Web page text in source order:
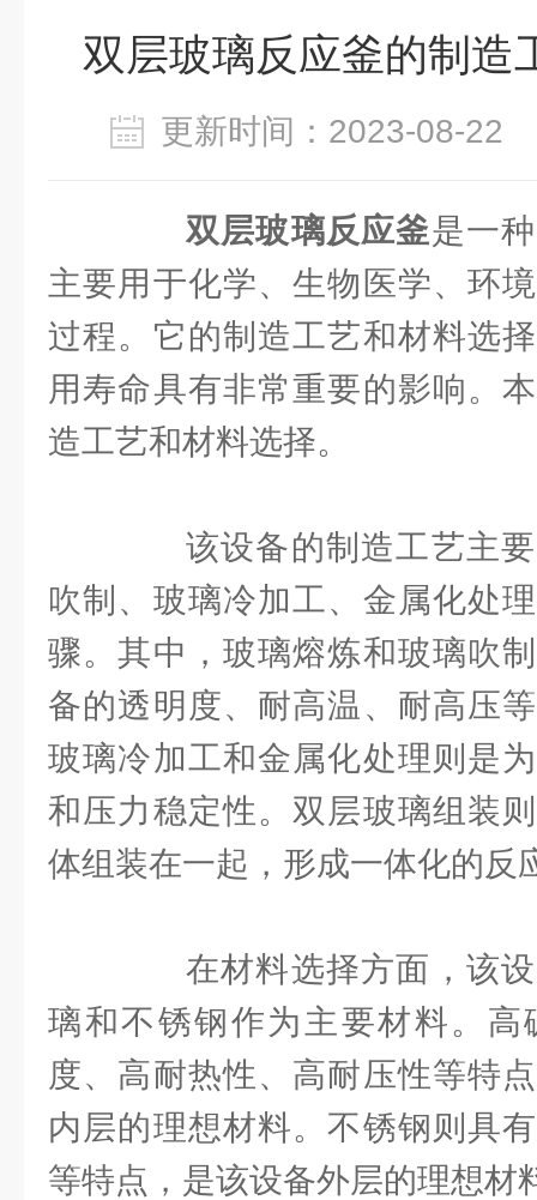
双层玻璃反应釜的制造
更新时间：2023-08-
双层玻璃反应釜是一
主要用于化学、生物医学、环
过程。它的制造工艺和材料选
用寿命具有非常重要的影响。
造工艺和材料选择。
该设备的制造工艺主要
吹制、玻璃冷加工、金属化处
骤。其中，玻璃熔炼和玻璃吹
备的透明度、耐高温、耐高压
玻璃冷加工和金属化处理则是
和压力稳定性。双层玻璃组装
体组装在一起，形成一体化的反
在材料选择方面，该设
璃和不锈钢作为主要材料。高
度、高耐热性、高耐压性等特
内层的理想材料。不锈钢则具
等特点，是该设备外层的理想材